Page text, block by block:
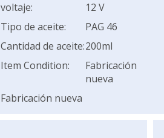
voltaje:
12 V
Tipo de aceite:
PAG 46
Cantidad de aceite:200ml
Item Condition:
Fabricación
nueva
Fabricación nueva